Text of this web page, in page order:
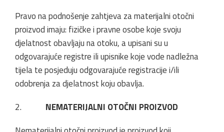
Pravo na podnošenje zahtjeva za materijalni otočni
proizvod imaju: fizičke i pravne osobe koje svoju
djelatnost obavljaju na otoku, a upisani su u
odgovarajuće registre ili upisnike koje vode nadležna
tijela te posjeduju odgovarajuće registracije i/ili
odobrenja za djelatnost koju obavlja.
2. NEMATERIJALNI OTOČNI PROIZVOD